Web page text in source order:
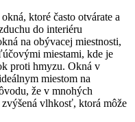
ktoré často otvárate a
do interiéru
na obývacej miestnosti,
miestami, kde je
proti hmyzu. Okná v
miestom na
že v mnohých
vlhkosť, ktorá môže